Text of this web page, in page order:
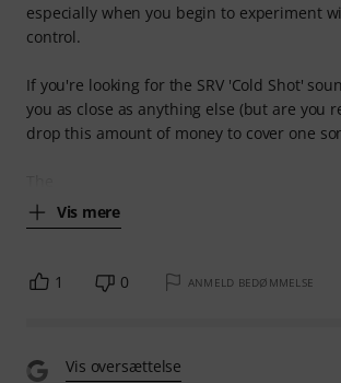
especially when you begin to experiment
control.
If you're looking for the SRV 'Cold Shot'
you as close as anything else (but are you
drop this amount of money to cover one
Vis mere
1 0 ANMELD BEDØMMELSE
Vis oversættelse